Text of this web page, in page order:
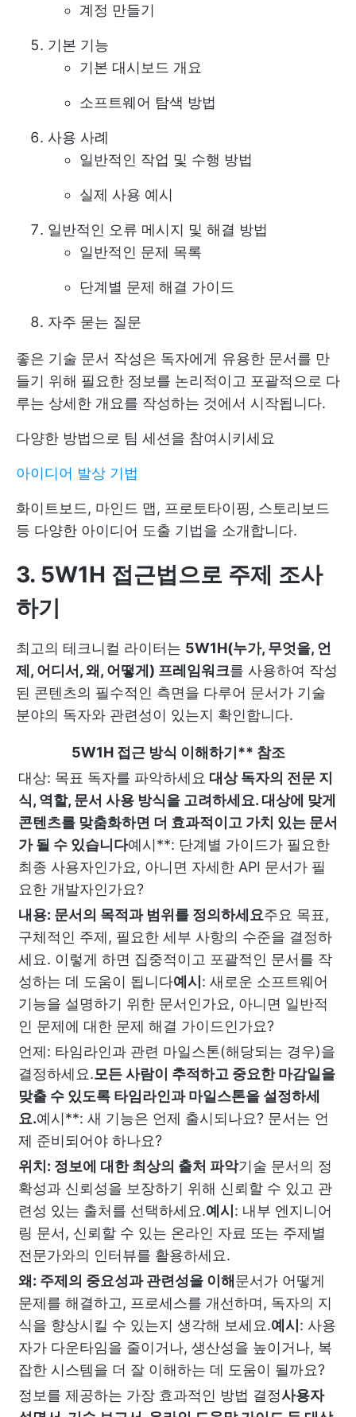
계정 만들기
기본 기능
기본 대시보드 개요
소프트웨어 탐색 방법
사용 사례
일반적인 작업 및 수행 방법
실제 사용 예시
일반적인 오류 메시지 및 해결 방법
일반적인 문제 목록
단계별 문제 해결 가이드
자주 묻는 질문
좋은 기술 문서 작성은 독자에게 유용한 문서를 만
들기 위해 필요한 정보를 논리적이고 포괄적으로 다
루는 상세한 개요를 작성하는 것에서 시작됩니다.
다양한 방법으로 팀 세션을 참여시키세요
아이디어 발상 기법
화이트보드, 마인드 맵, 프로토타이핑, 스토리보드
등 다양한 아이디어 도출 기법을 소개합니다.
3. 5W1H 접근법으로 주제 조사
하기
최고의 테크니컬 라이터는 5W1H(누가, 무엇을, 언
제, 어디서, 왜, 어떻게) 프레임워크를 사용하여 작성
된 콘텐츠의 필수적인 측면을 다루어 문서가 기술
분야의 독자와 관련성이 있는지 확인합니다.
5W1H 접근 방식 이해하기** 참조
대상: 목표 독자를 파악하세요 대상 독자의 전문 지
식, 역할, 문서 사용 방식을 고려하세요. 대상에 맞게
콘텐츠를 맞춤화하면 더 효과적이고 가치 있는 문서
가 될 수 있습니다예시**: 단계별 가이드가 필요한
최종 사용자인가요, 아니면 자세한 API 문서가 필
요한 개발자인가요?
내용: 문서의 목적과 범위를 정의하세요주요 목표,
구체적인 주제, 필요한 세부 사항의 수준을 결정하
세요. 이렇게 하면 집중적이고 포괄적인 문서를 작
성하는 데 도움이 됩니다예시 : 새로운 소프트웨어
기능을 설명하기 위한 문서인가요, 아니면 일반적
인 문제에 대한 문제 해결 가이드인가요?
언제: 타임라인과 관련 마일스톤(해당되는 경우)을
결정하세요.모든 사람이 추적하고 중요한 마감일을
맞출 수 있도록 타임라인과 마일스톤을 설정하세
요.예시**: 새 기능은 언제 출시되나요? 문서는 언
제 준비되어야 하나요?
위치: 정보에 대한 최상의 출처 파악기술 문서의 정
확성과 신뢰성을 보장하기 위해 신뢰할 수 있고 관
련성 있는 출처를 선택하세요.예시 : 내부 엔지니어
링 문서, 신뢰할 수 있는 온라인 자료 또는 주제별
전문가와의 인터뷰를 활용하세요.
왜: 주제의 중요성과 관련성을 이해 문서가 어떻게
문제를 해결하고, 프로세스를 개선하며, 독자의 지
식을 향상시킬 수 있는지 생각해 보세요.예시 : 사용
자가 다운타임을 줄이거나, 생산성을 높이거나, 복
잡한 시스템을 더 잘 이해하는 데 도움이 될까요?
정보를 제공하는 가장 효과적인 방법 결정사용자